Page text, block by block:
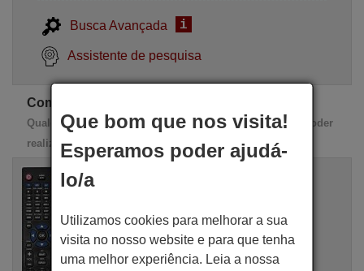
Busca Avançada i
Assistente de pesquisa
Comandos de substituição AVION
Qualquer destes comandos de substituição serve para poder
realizar 100% das funções do comando original
Comandos à distância equivalente
AVION AF 8100
16,94 €(IVA incluído)
AVION
Para AF 8100
Que bom que nos visita!
Esperamos poder ajudá-
lo/a
Utilizamos cookies para melhorar a sua
visita no nosso website e para que tenha
uma melhor experiência. Leia a nossa